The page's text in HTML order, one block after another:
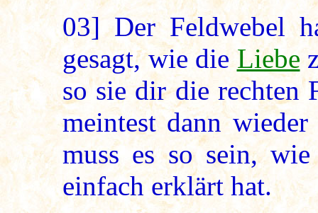
03] Der Feldwebel
gesagt, wie dieLiebe
so sie dir die rechten
meintest dann
muss es so sein,
einfach erklärt hat.